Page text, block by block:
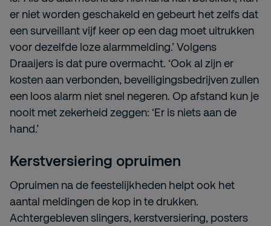
er niet worden geschakeld en gebeurt het zelfs dat
een surveillant vijf keer op een dag moet uitrukken
voor dezelfde loze alarmmelding.’ Volgens
Draaijers is dat pure overmacht. ‘Ook al zijn er
kosten aan verbonden, beveiligingsbedrijven zullen
een loos alarm niet snel negeren. Op afstand kun je
nooit met zekerheid zeggen: ‘Er is niets aan de
hand.’
Kerstversiering opruimen
Opruimen na de feestelijkheden helpt ook het
aantal meldingen de kop in te drukken.
Achtergebleven slingers, kerstversiering, posters